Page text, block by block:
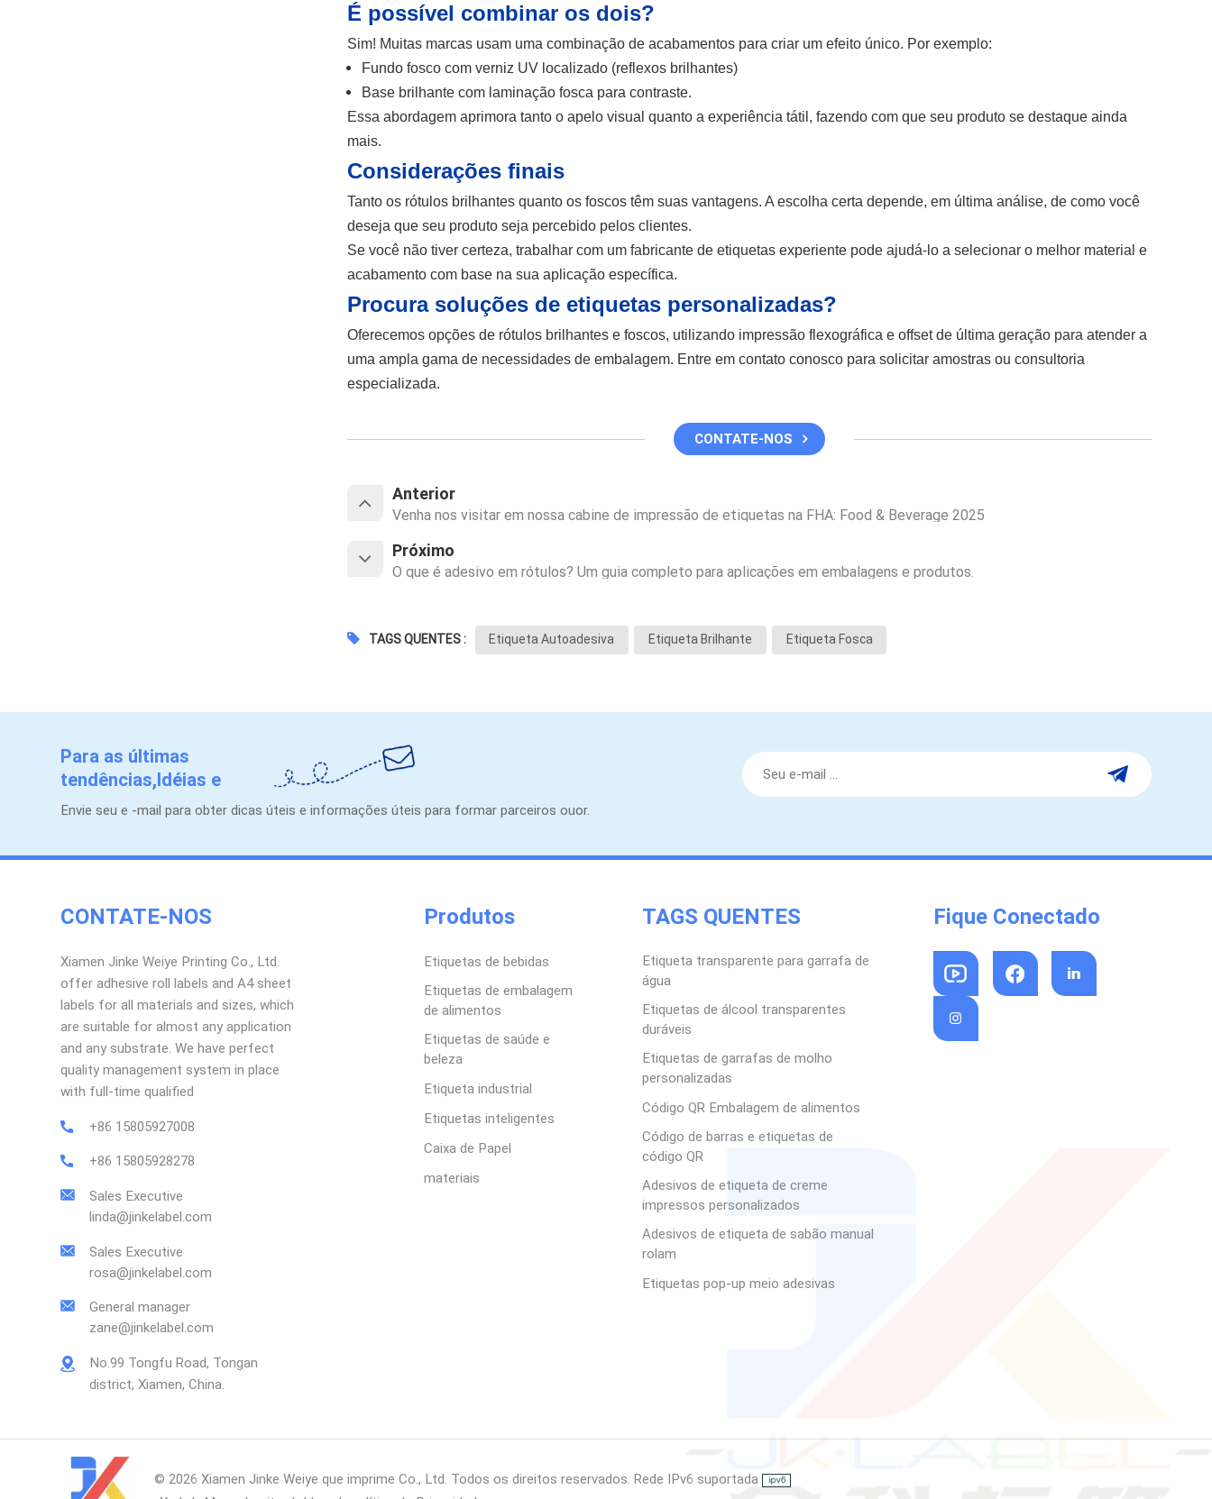
É possível combinar os dois?
Sim! Muitas marcas usam uma combinação de acabamentos para criar um efeito único. Por exemplo:
Fundo fosco com verniz UV localizado (reflexos brilhantes)
Base brilhante com laminação fosca para contraste.
Essa abordagem aprimora tanto o apelo visual quanto a experiência tátil, fazendo com que seu produto se destaque ainda
mais.
Considerações finais
Tanto os rótulos brilhantes quanto os foscos têm suas vantagens. A escolha certa depende, em última análise, de como você
deseja que seu produto seja percebido pelos clientes.
Se você não tiver certeza, trabalhar com um fabricante de etiquetas experiente pode ajudá-lo a selecionar o melhor material e
acabamento com base na sua aplicação específica.
Procura soluções de etiquetas personalizadas?
Oferecemos opções de rótulos brilhantes e foscos, utilizando impressão flexográfica e offset de última geração para atender a
uma ampla gama de necessidades de embalagem. Entre em contato conosco para solicitar amostras ou consultoria
especializada.
CONTATE-NOS
Anterior
Venha nos visitar em nossa cabine de impressão de etiquetas na FHA: Food & Beverage 2025
Próximo
O que é adesivo em rótulos? Um guia completo para aplicações em embalagens e produtos.
TAGS QUENTES : Etiqueta Autoadesiva Etiqueta Brilhante Etiqueta Fosca
Para as últimas
tendências,Idéias e
promoções.
Envie seu e -mail para obter dicas úteis e informações úteis para formar parceiros ouor.
CONTATE-NOS
Xiamen Jinke Weiye Printing Co., Ltd.
offer adhesive roll labels and A4 sheet
labels for all materials and sizes, which
are suitable for almost any application
and any substrate. We have perfect
quality management system in place
with full-time qualified
+86 15805927008
+86 15805928278
Sales Executive
linda@jinkelabel.com
Sales Executive
rosa@jinkelabel.com
General manager
zane@jinkelabel.com
No.99 Tongfu Road, Tongan
district, Xiamen, China.
Produtos
Etiquetas de bebidas
Etiquetas de embalagem
de alimentos
Etiquetas de saúde e
beleza
Etiqueta industrial
Etiquetas inteligentes
Caixa de Papel
materiais
TAGS QUENTES
Etiqueta transparente para garrafa de
água
Etiquetas de álcool transparentes
duráveis
Etiquetas de garrafas de molho
personalizadas
Código QR Embalagem de alimentos
Código de barras e etiquetas de
código QR
Adesivos de etiqueta de creme
impressos personalizados
Adesivos de etiqueta de sabão manual
rolam
Etiquetas pop-up meio adesivas
Fique Conectado
© 2026 Xiamen Jinke Weiye que imprime Co., Ltd. Todos os direitos reservados. Rede IPv6 suportada